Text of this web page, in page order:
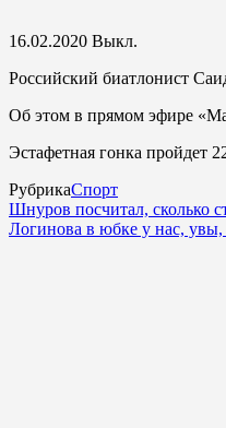
16.02.2020 Выкл.
Российский биатлонист
Об этом в прямом эфире
Эстафетная гонка пройдет
РубрикаСпорт
Шнуров посчитал, сколько
Логинова в юбке у нас,